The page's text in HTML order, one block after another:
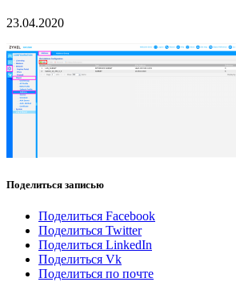
23.04.2020
Поделиться записью
Поделиться Facebook
Поделиться Twitter
Поделиться LinkedIn
Поделиться Vk
Поделиться по почте